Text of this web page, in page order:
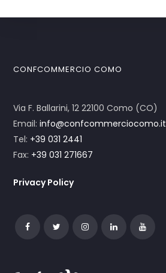
CONFCOMMERCIO COMO
Via F. Ballarini, 12 22100 Como (CO)
Email:info@confcommerciocomo.it
Tel: +39 031 2441
Fax: +39 031 271667
Privacy Policy